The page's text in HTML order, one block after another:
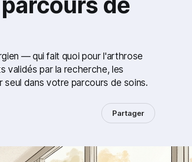
— qui fait quoi pour l'arthrose
validés par la recherche, les
seul dans votre parcours de soins.
Partager